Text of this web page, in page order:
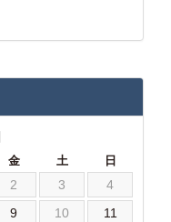
金 土 日
2 3
4
9 10
11